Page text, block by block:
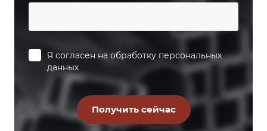
Я согласен на обработку персональных
данных